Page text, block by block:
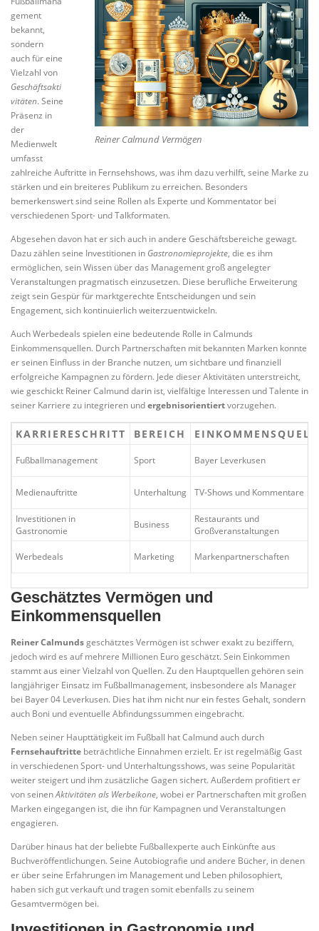
Reiner Calmund Vermögen
gement
bekannt,
sondern
auch für eine
Vielzahl von
Geschäftsakti
vitäten. Seine
Präsenz in
der
Medienwelt
umfasst
zahlreiche Auftritte in Fernsehshows, was ihm dazu verhilft, seine Marke zu
stärken und ein breiteres Publikum zu erreichen. Besonders
bemerkenswert sind seine Rollen als Experte und Kommentator bei
verschiedenen Sport- und Talkformaten.
Abgesehen davon hat er sich auch in andere Geschäftsbereiche gewagt.
Dazu zählen seine Investitionen in Gastronomieprojekte, die es ihm
ermöglichen, sein Wissen über das Management groß angelegter
Veranstaltungen pragmatisch einzusetzen. Diese berufliche Erweiterung
zeigt sein Gespür für marktgerechte Entscheidungen und sein
Engagement, sich kontinuierlich weiterzuentwickeln.
Auch Werbedeals spielen eine bedeutende Rolle in Calmunds
Einkommensquellen. Durch Partnerschaften mit bekannten Marken konnte
er seinen Einfluss in der Branche nutzen, um sichtbare und finanziell
erfolgreiche Kampagnen zu fördern. Jede dieser Aktivitäten unterstreicht,
wie geschickt Reiner Calmund darin ist, vielfältige Interessen und Talente in
seiner Karriere zu integrieren undergebnisorientiertvorzugehen.
KARRIERESCHRITT BEREICH
Fußballmanagement Sport Bayer Leverkusen
Medienauftritte Unterhaltung TV-Shows und Kommentare
Investitionen in
Gastronomie
Business
Restaurants und
Großveranstaltungen
Werbedeals Marketing Markenpartnerschaften
Geschätztes Vermögen und
Einkommensquellen
Reiner Calmundsgeschätztes Vermögen ist schwer exakt zu beziffern,
jedoch wird es auf mehrere Millionen Euro geschätzt. Sein Einkommen
stammt aus einer Vielzahl von Quellen. Zu den Hauptquellen gehören sein
langjähriger Einsatz im Fußballmanagement, insbesondere als Manager
bei Bayer 04 Leverkusen. Dies hat ihm nicht nur ein festes Gehalt, sondern
auch Boni und eventuelle Abfindungssummen eingebracht.
Neben seiner Haupttätigkeit im Fußball hat Calmund auch durch
Fernsehauftritte beträchtliche Einnahmen erzielt. Er ist regelmäßig Gast
in verschiedenen Sport- und Unterhaltungsshows, was seine Popularität
weiter steigert und ihm zusätzliche Gagen sichert. Außerdem profitiert er
von seinenAktivitäten als Werbeikone, wobei er Partnerschaften mit großen
Marken eingegangen ist, die ihn für Kampagnen und Veranstaltungen
engagieren.
Darüber hinaus hat der beliebte Fußballexperte auch Einkünfte aus
Buchveröffentlichungen. Seine Autobiografie und andere Bücher, in denen
er über seine Erfahrungen im Management und Leben philosophiert,
haben sich gut verkauft und tragen somit ebenfalls zu seinem
Gesamtvermögen bei.